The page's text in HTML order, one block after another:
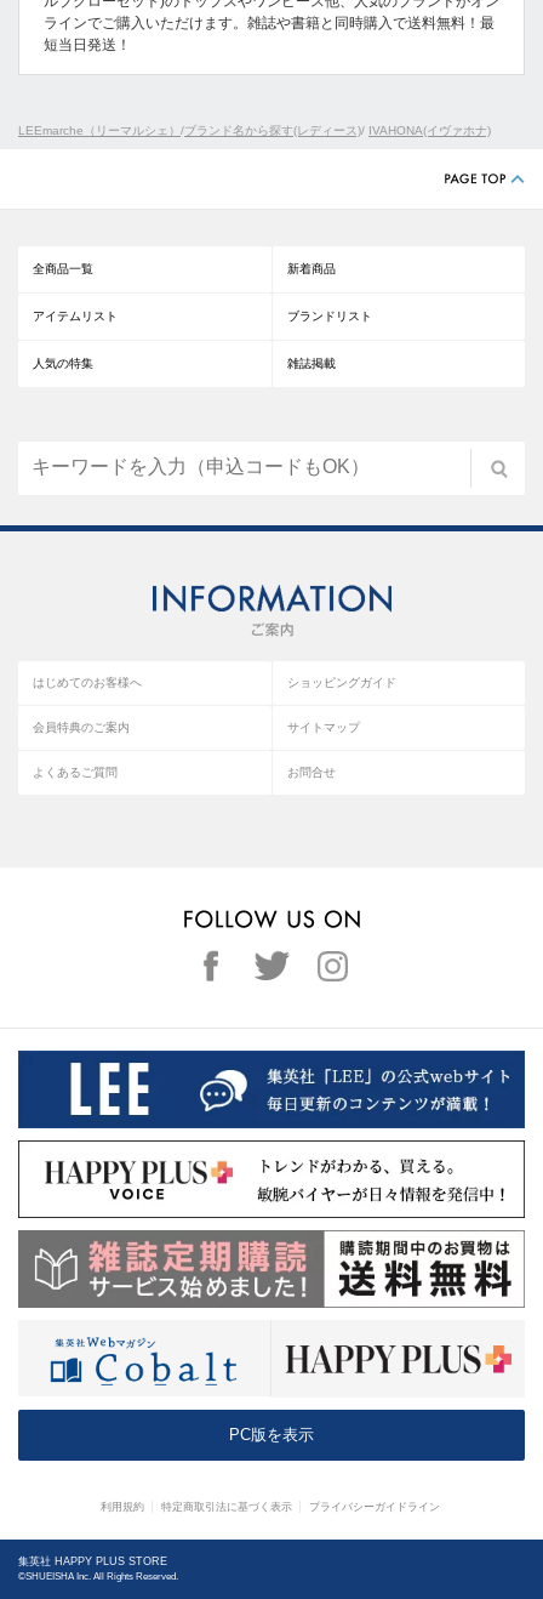
ラインでご購入いただけます。雑誌や書籍と同時購入で送料無料！最
短当日発送！
LEEmarche（リーマルシェ） /ブランド名から探す(レディース)/ IVAHONA(イヴァホナ)
全商品一覧 新着商品
アイテムリスト ブランドリスト
人気の特集 雑誌掲載
はじめてのお客様へ ショッピングガイド
会員特典のご案内 サイトマップ
よくあるご質問 お問合せ
PC版を表示
利用規約 特定商取引法に基づく表示 プライバシーガイドライン
集英社 HAPPY PLUS STORE
©SHUEISHA Inc. All Rights Reserved.